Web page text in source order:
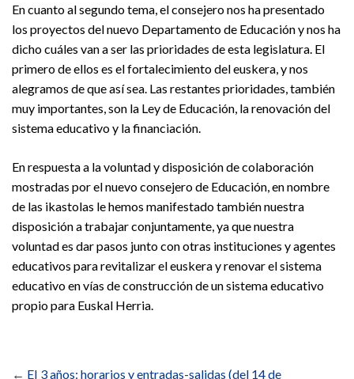
En cuanto al segundo tema, el consejero nos ha presentado
los proyectos del nuevo Departamento de Educación y nos ha
dicho cuáles van a ser las prioridades de esta legislatura. El
primero de ellos es el fortalecimiento del euskera, y nos
alegramos de que así sea. Las restantes prioridades, también
muy importantes, son la Ley de Educación, la renovación del
sistema educativo y la financiación.
En respuesta a la voluntad y disposición de colaboración
mostradas por el nuevo consejero de Educación, en nombre
de las ikastolas le hemos manifestado también nuestra
disposición a trabajar conjuntamente, ya que nuestra
voluntad es dar pasos junto con otras instituciones y agentes
educativos para revitalizar el euskera y renovar el sistema
educativo en vías de construcción de un sistema educativo
propio para Euskal Herria.
← EI 3 años: horarios y entradas-salidas (del 14 de